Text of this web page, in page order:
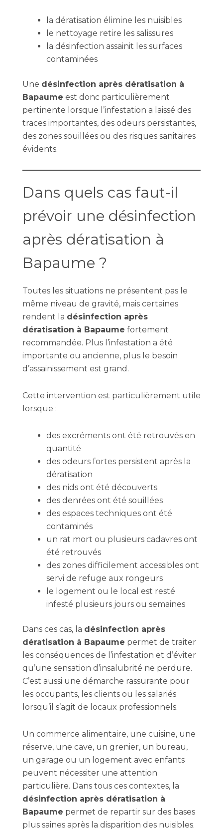
la dératisation élimine les nuisibles
le nettoyage retire les salissures
la désinfection assainit les surfaces
contaminées
Une désinfection après dératisation à
Bapaume est donc particulièrement
pertinente lorsque l’infestation a laissé des
traces importantes, des odeurs persistantes,
des zones souillées ou des risques sanitaires
évidents.
Dans quels cas faut-il
prévoir une désinfection
après dératisation à
Bapaume ?
Toutes les situations ne présentent pas le
même niveau de gravité, mais certaines
rendent la désinfection après
dératisation à Bapaume fortement
recommandée. Plus l’infestation a été
importante ou ancienne, plus le besoin
d’assainissement est grand.
Cette intervention est particulièrement utile
lorsque :
des excréments ont été retrouvés en
quantité
des odeurs fortes persistent après la
dératisation
des nids ont été découverts
des denrées ont été souillées
des espaces techniques ont été
contaminés
un rat mort ou plusieurs cadavres ont
été retrouvés
des zones difficilement accessibles ont
servi de refuge aux rongeurs
le logement ou le local est resté
infesté plusieurs jours ou semaines
Dans ces cas, la désinfection après
dératisation à Bapaume permet de traiter
les conséquences de l’infestation et d’éviter
qu’une sensation d’insalubrité ne perdure.
C’est aussi une démarche rassurante pour
les occupants, les clients ou les salariés
lorsqu’il s’agit de locaux professionnels.
Un commerce alimentaire, une cuisine, une
réserve, une cave, un grenier, un bureau,
un garage ou un logement avec enfants
peuvent nécessiter une attention
particulière. Dans tous ces contextes, la
désinfection après dératisation à
Bapaume permet de repartir sur des bases
plus saines après la disparition des nuisibles.